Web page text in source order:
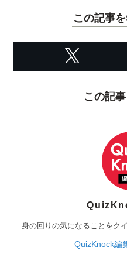
この記事
この記
身の回りの気になることをク
QuizKnock編